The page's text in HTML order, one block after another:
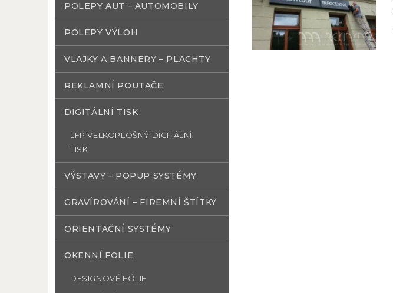
POLEPY AUT – AUTOMOBILY
POLEPY VÝLOH
VLAJKY A BANNERY – PLACHTY
REKLAMNÍ POUTAČE
DIGITÁLNÍ TISK
LFP VELKOPLOŠNÝ DIGITÁLNÍ
TISK
VÝSTAVY – POPUP SYSTÉMY
GRAVÍROVÁNÍ – FIREMNÍ ŠTÍTKY
ORIENTAČNÍ SYSTÉMY
OKENNÍ FOLIE
DESIGNOVÉ FÓLIE